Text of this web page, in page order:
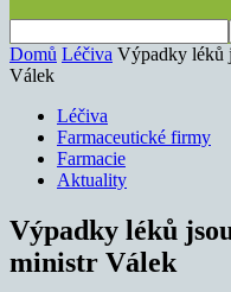
Domů Léčiva Výpadky léků
Válek
Léčiva
Farmaceutické firmy
Farmacie
Aktuality
Výpadky léků
ministr Válek